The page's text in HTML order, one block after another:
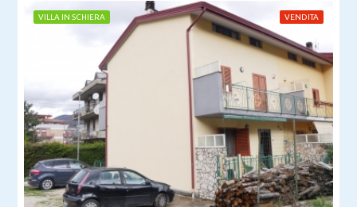
VILLA IN SCHIERA VENDITA